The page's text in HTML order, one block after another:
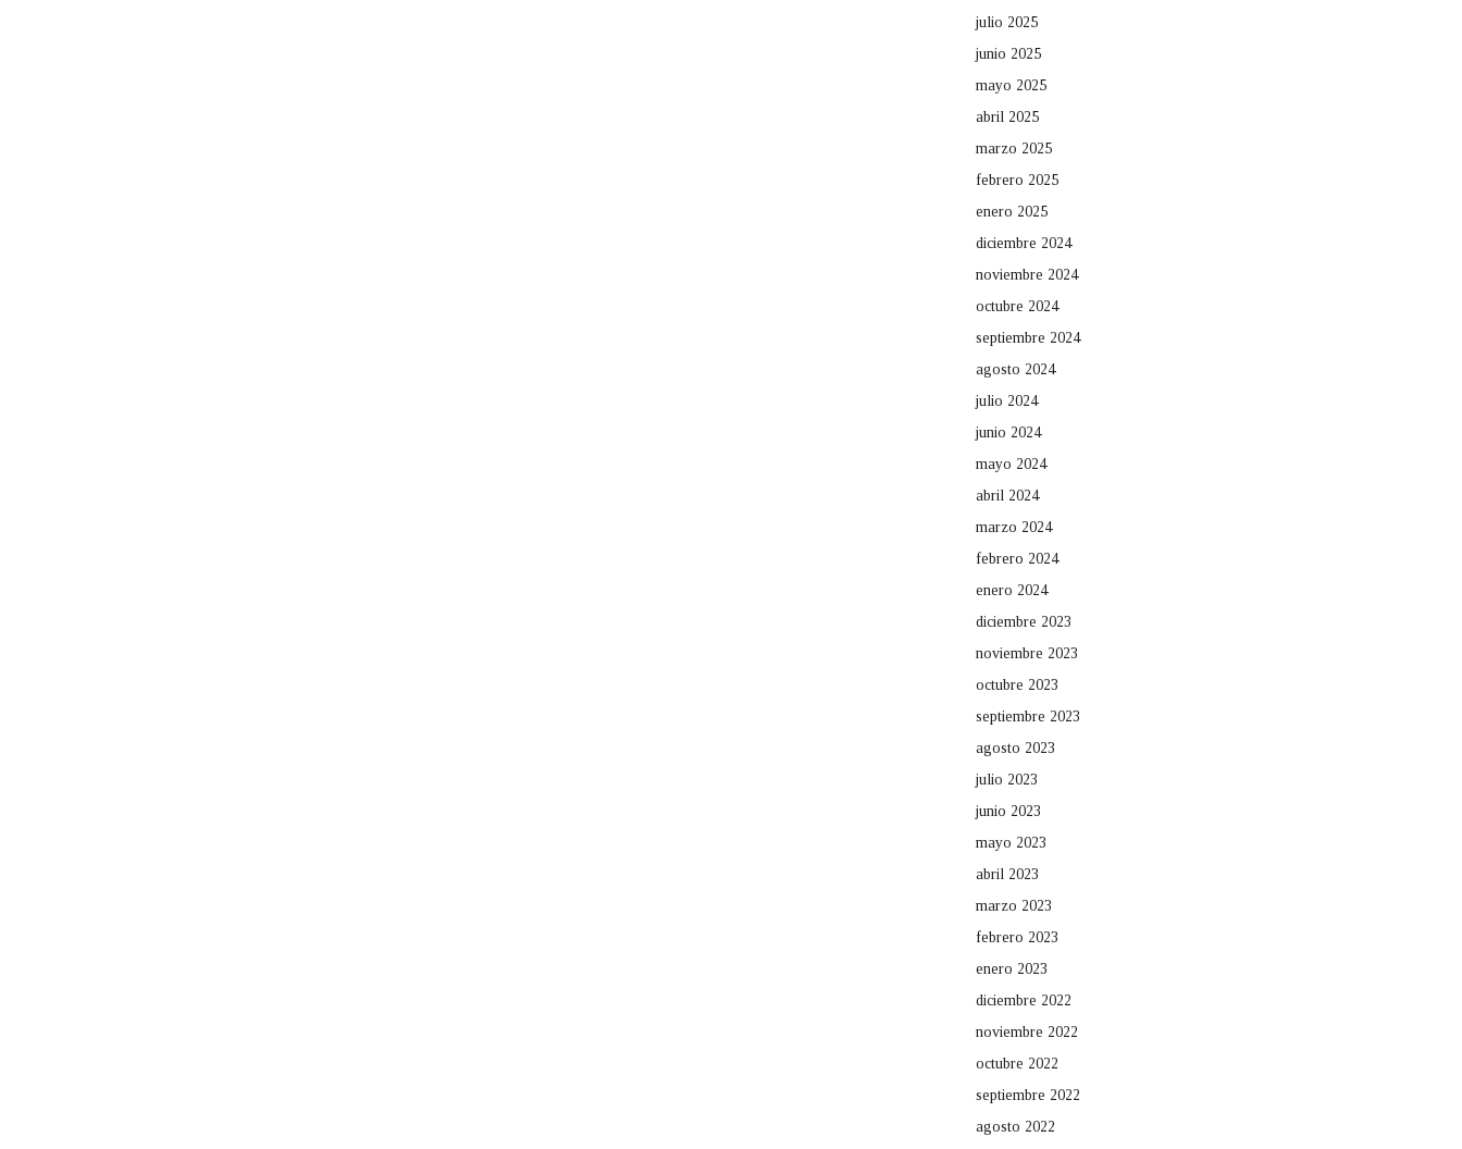
julio 2025
junio 2025
mayo 2025
abril 2025
marzo 2025
febrero 2025
enero 2025
diciembre 2024
noviembre 2024
octubre 2024
septiembre 2024
agosto 2024
julio 2024
junio 2024
mayo 2024
abril 2024
marzo 2024
febrero 2024
enero 2024
diciembre 2023
noviembre 2023
octubre 2023
septiembre 2023
agosto 2023
julio 2023
junio 2023
mayo 2023
abril 2023
marzo 2023
febrero 2023
enero 2023
diciembre 2022
noviembre 2022
octubre 2022
septiembre 2022
agosto 2022